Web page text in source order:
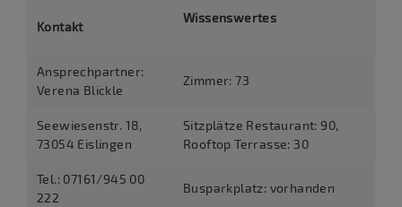
Kontakt
Wissenswertes
Ansprechpartner:
Verena Blickle
Zimmer: 73
Seewiesenstr. 18,
73054 Eislingen
Sitzplätze Restaurant: 90,
Rooftop Terrasse: 30
Tel.: 07161/945 00
222
Busparkplatz: vorhanden